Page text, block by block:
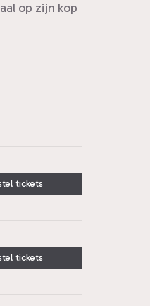
op zijn kop
tickets
tickets